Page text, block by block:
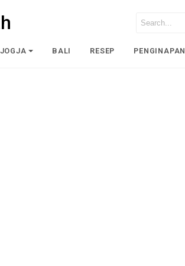
JOGJA BALI RESEP PENGINAPAN